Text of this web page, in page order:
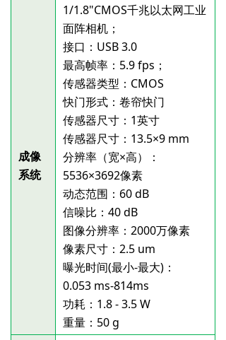
成像
系统
1/1.8"CMOS千兆以太网工业
面阵相机；
接口：USB 3.0
最高帧率：5.9 fps；
传感器类型：CMOS
快门形式：卷帘快门
传感器尺寸：1英寸
传感器尺寸：13.5×9 mm
分辨率（宽×高）：
5536×3692像素
动态范围：60 dB
信噪比：40 dB
图像分辨率：2000万像素
像素尺寸：2.5 um
曝光时间(最小-最大)：
0.053 ms-814ms
功耗：1.8 - 3.5 W
重量：50 g